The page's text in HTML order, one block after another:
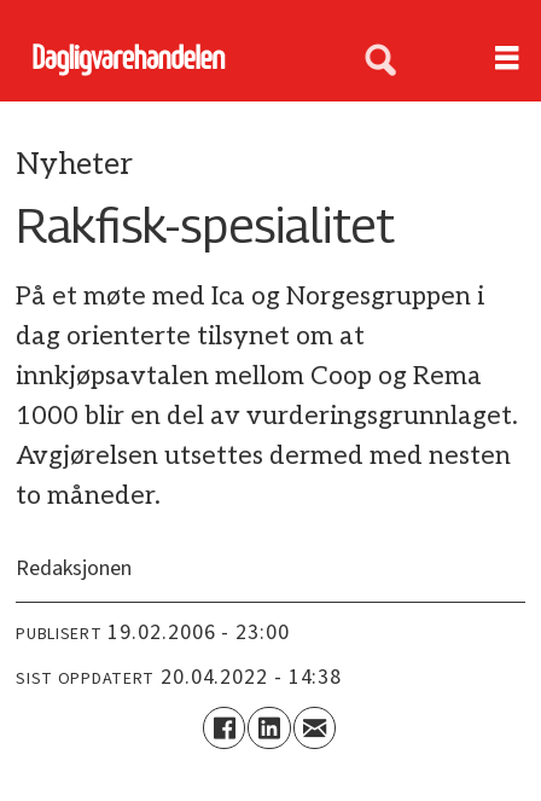
Nyheter
Rakfisk-spesialitet
På et møte med Ica og Norgesgruppen i
dag orienterte tilsynet om at
innkjøpsavtalen mellom Coop og Rema
1000 blir en del av vurderingsgrunnlaget.
Avgjørelsen utsettes dermed med nesten
to måneder.
Redaksjonen
PUBLISERT 19.02.2006 - 23:00
SIST OPPDATERT 20.04.2022 - 14:38